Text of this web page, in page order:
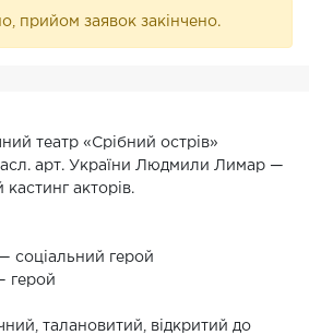
прийом заявок закінчено.
театр «Срібний острів»
арт. України Людмили Лимар —
акторів.
соціальний герой
герой
талановитий, відкритий до